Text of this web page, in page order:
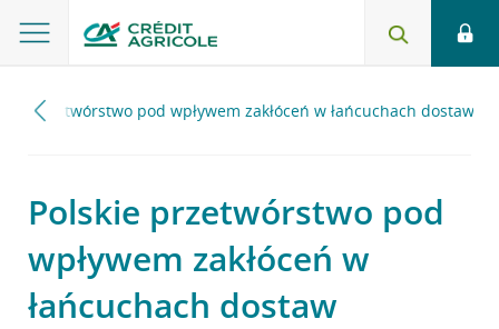
przetwórstwo pod wpływem zakłóceń w łańcuchach dostaw
Polskie przetwórstwo pod
wpływem zakłóceń w
łańcuchach dostaw